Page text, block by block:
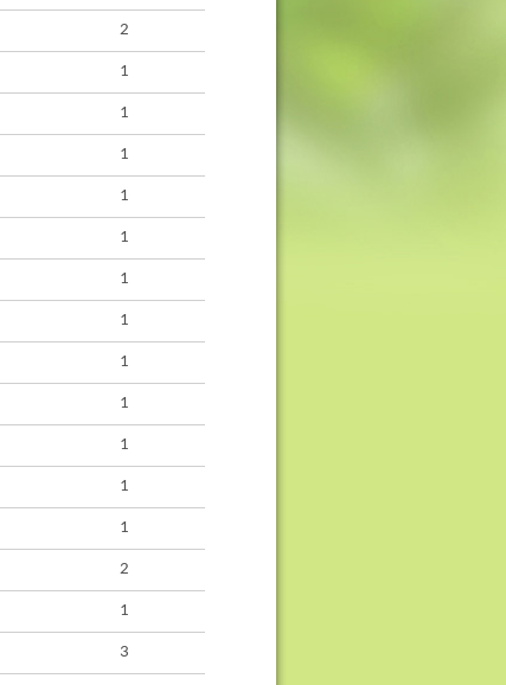
2
1
1
1
1
1
1
1
1
1
1
1
1
2
1
3